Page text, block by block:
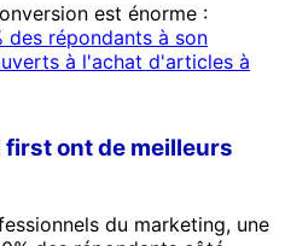
est énorme :
des répondants à son
à l'achat d'articles à
ont de meilleurs
du marketing, une